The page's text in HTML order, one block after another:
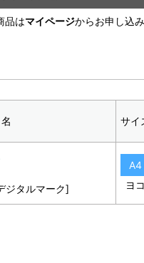
品はマイページからお申し込
サイ
ジタルマーク]
A4
ヨ